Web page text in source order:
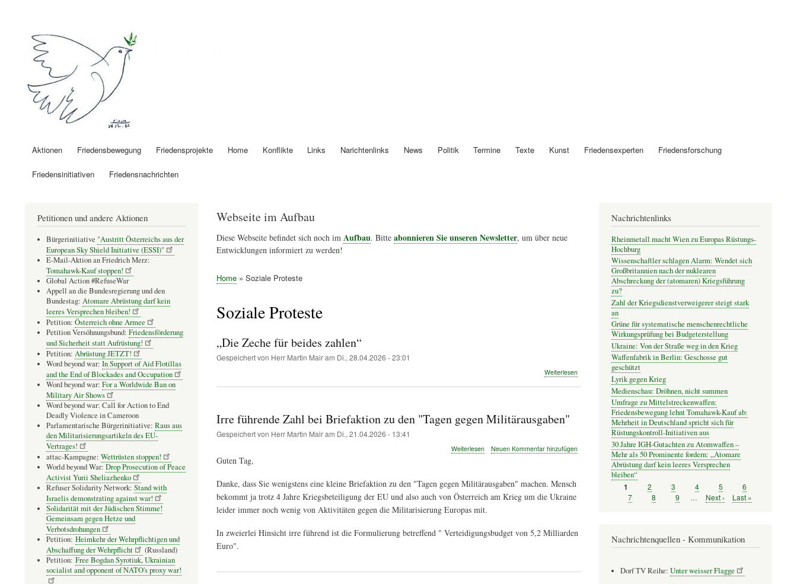
Hauptnavigation
Aktionen Friedensbewegung Friedensprojekte Home Konflikte Links Narichtenlinks News Politik Termine Texte Kunst Friedensexperten Friedensforschung
Friedensinitiativen Friedensnachrichten
Webseite im Aufbau
Diese Webseite befindet sich noch im Aufbau. Bitte abonnieren Sie unseren Newsletter, um über neue
Entwicklungen informiert zu werden!
Home Soziale Proteste
Soziale Proteste
„Die Zeche für beides zahlen“
Gespeichert von Herr Martin Mairam Di., 28.04.2026 - 23:01
Weiterlesen
Irre führende Zahl bei Briefaktion zu den "Tagen gegen Militärausgaben"
Gespeichert von Herr Martin Mairam Di., 21.04.2026 - 13:41
Weiterlesen über
bei
Briefaktion
zu
"Tagen
gegen
Neuen Kommentar hinzufügen
Guten Tag,
Danke, dass Sie wenigstens eine kleine Briefaktion zu den "Tagen gegen Militärausgaben" machen. Mensch
bekommt ja trotz 4 Jahre Kriegsbeteiligung der EU und also auch von Österreich am Krieg um die Ukraine
leider immer noch wenig von Aktivitäten gegen die Militarisierung Europas mit.
In zweierlei Hinsicht irre führend ist die Formulierung betreffend " Verteidigungsbudget von 5,2 Milliarden
Euro".
Petitionen und andere Aktionen
Bürgerinitiative "Austritt Österreichs aus der
European Sky Shield Initiative (ESSI)"
E-Mail-Aktion an Friedrich Merz:
Tomahawk-Kauf stoppen!
Global Action #RefuseWar
Appell an die Bundesregierung und den
Bundestag: Atomare Abrüstung darf kein
leeres Versprechen bleiben!
Petition: Österreich ohne Armee
Petition Versöhnungsbund: Friedensförderung
und Sicherheit statt Aufrüstung!
Petition: Abrüstung JETZT!
Word beyond war: In Support of Aid Flotillas
and the End of Blockades and Occupation
Word beyond war: For a Worldwide Ban on
Military Air Shows
Word beyond war: Call for Action to End
Deadly Violence in Cameroon
Parlamentarische Bürgerinitiative: Raus aus
den Militarisierungsartikeln des EU-
Vertrages!
attac-Kampagne: Wettrüsten stoppen!
World beyond War: Drop Prosecution of Peace
Activist Yurii Sheliazhenko
Refuser Solidarity Network: Stand with
Israelis demonstrating against war!
Solidarität mit der Jüdischen Stimme!
Gemeinsam gegen Hetze und
Verbotsdrohungen
Petition: Heimkehr der Wehrpflichtigen und
Abschaffung der Wehrpflicht
(Russland)
Petition: Free Bogdan Syrotiuk, Ukrainian
socialist and opponent of NATO's proxy war!
Nachrichtenlinks
Rheinmetall macht Wien zu Europas Rüstungs-
Hochburg
Wissenschaftler schlagen Alarm: Wendet sich
Großbritannien nach der nuklearen
Abschreckung der (atomaren) Kriegsführung
zu?
Zahl der Kriegsdienstverweigerer steigt stark
an
Grüne für systematische menschenrechtliche
Wirkungsprüfung bei Budgeterstellung
Ukraine: Von der Straße weg in den Krieg
Waffenfabrik in Berlin: Geschosse gut
geschützt
Lyrik gegen Krieg
Medienschau: Dröhnen, nicht summen
Umfrage zu Mittelstreckenwaffen:
Friedensbewegung lehnt Tomahawk-Kauf ab:
Mehrheit in Deutschland spricht sich für
Rüstungskontroll-Initiativen aus
30 Jahre IGH-Gutachten zu Atomwaffen –
Mehr als 50 Prominente fordern: „Atomare
Abrüstung darf kein leeres Versprechen
bleiben“
Seitennummerierung
Seite
1 Seite
2 Seite
3 Seite
4 Seite
5 Seite
6
Seite
7 Seite
8 Seite
9 …
Nächste
Next ›
Letzte
Last »
Nachrichtenquellen - Kommunikation
Dorf TV Reihe: Unter weisser Flagge